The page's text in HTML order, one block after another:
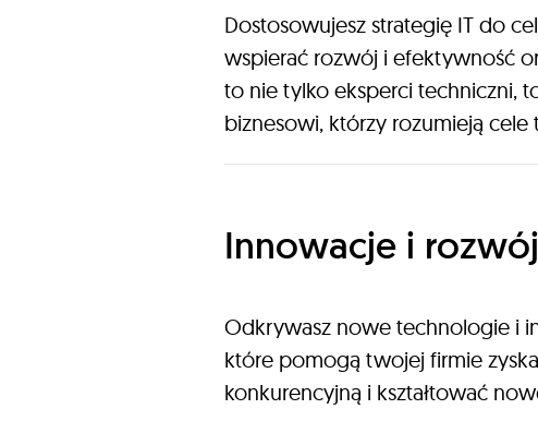
Dostosowujesz strategię IT do
wspierać rozwój i efektywność
to nie tylko eksperci techniczni,
biznesowi, którzy rozumieją cele
Innowacje i rozwój
Odkrywasz nowe technologie i
które pomogą twojej firmie
konkurencyjną i kształtować